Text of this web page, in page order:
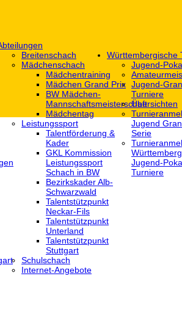
Breitenschach
Mädchenschach
Mädchentraining
Mädchen Grand Prix
BW Mädchen-
Mannschaftsmeisterschaft
Mädchentag
Leistungssport
Talentförderung &
Kader
GKL Kommission
Leistungssport
Schach in BW
Bezirkskader Alb-
Schwarzwald
Talentstützpunkt
Neckar-Fils
Talentstützpunkt
Unterland
Talentstützpunkt
Stuttgart
Schulschach
Internet-Angebote
Württembergische
Jugend-
Jugend-
Turniere
Übersichten
Jugend
Serie
Jugend-
Turniere